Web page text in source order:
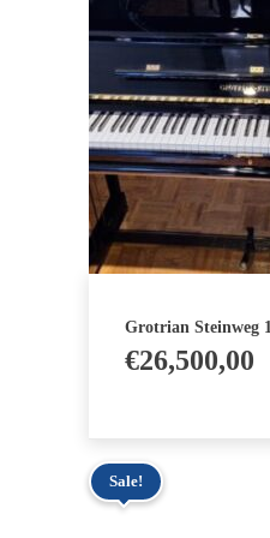
Grotrian Steinweg
€26,500,00
Sale!